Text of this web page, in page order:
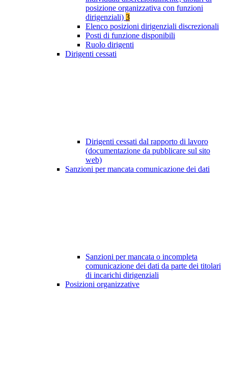
posizione organizzativa con funzioni
dirigenziali) 3
Elenco posizioni dirigenziali discrezionali
Posti di funzione disponibili
Ruolo dirigenti
Dirigenti cessati
Dirigenti cessati dal rapporto di lavoro
(documentazione da pubblicare sul sito
web)
Sanzioni per mancata comunicazione dei dati
Sanzioni per mancata o incompleta
comunicazione dei dati da parte dei titolari
di incarichi dirigenziali
Posizioni organizzative